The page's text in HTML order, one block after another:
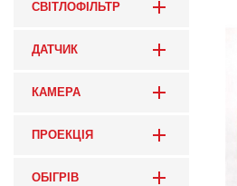
СВІТЛОФІЛЬТР
ДАТЧИК
КАМЕРА
ПРОЕКЦІЯ
ОБІГРІВ